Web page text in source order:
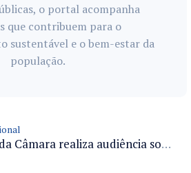
o portal acompanha
que contribuem para o
sustentável e o bem-estar da
população.
Comissão da Câmara realiza audiência sobre apostas online para medir o tamanho do mercado ilegal